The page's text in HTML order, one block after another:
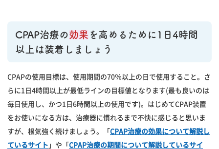
CPAP治療の効果 を高めるために1日4時間
以上は装着しましょう
CPAPの使用目標は、使用期間の70％以上の日で使用すること。さ
らに1日4時間以上が最低ラインの目標値となります(最も良いのは
毎日使用し、かつ1日6時間以上の使用です)。はじめてCPAP装置
をお使いになる方は、治療器に慣れるまで不快に感じると思いま
すが、根気強く続けましょう。「 CPAP治療の効果について解説し
ているサイト 」や「 CPAP治療の期間について解説しているサイ